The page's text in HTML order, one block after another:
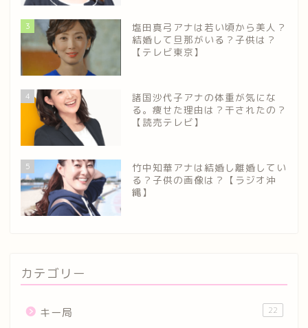
3
塩田真弓アナは若い頃から美人？
結婚して旦那がいる？子供は？
【テレビ東京】
4
諸国沙代子アナの体重が気にな
る。痩せた理由は？干されたの？
【読売テレビ】
5
竹中知華アナは結婚し離婚してい
る？子供の画像は？【ラジオ沖
縄】
カテゴリー
キー局 22